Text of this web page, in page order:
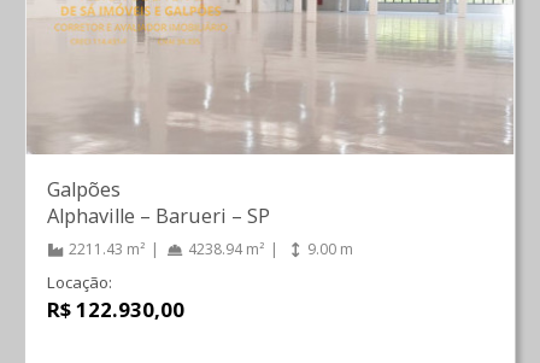
Galpões
Alphaville – Barueri – SP
2211.43 m² 4238.94 m² 9.00 m
Locação:
R$ 122.930,00